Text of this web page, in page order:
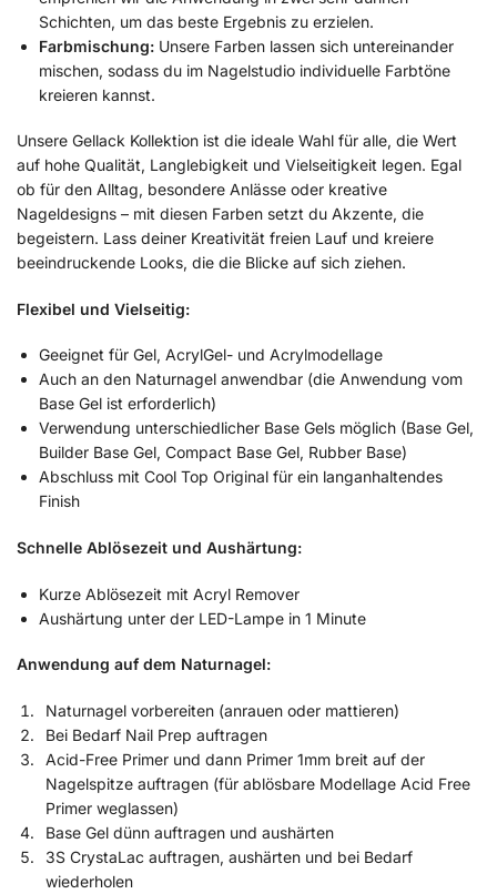
Schichten, um das beste Ergebnis zu erzielen.
Farbmischung: Unsere Farben lassen sich untereinander
mischen, sodass du im Nagelstudio individuelle Farbtöne
kreieren kannst.
Unsere Gellack Kollektion ist die ideale Wahl für alle, die Wert
auf hohe Qualität, Langlebigkeit und Vielseitigkeit legen. Egal
ob für den Alltag, besondere Anlässe oder kreative
Nageldesigns – mit diesen Farben setzt du Akzente, die
begeistern. Lass deiner Kreativität freien Lauf und kreiere
beeindruckende Looks, die die Blicke auf sich ziehen.
Flexibel und Vielseitig:
Geeignet für Gel, AcrylGel- und Acrylmodellage
Auch an den Naturnagel anwendbar (die Anwendung vom
Base Gel ist erforderlich)
Verwendung unterschiedlicher Base Gels möglich (Base Gel,
Builder Base Gel, Compact Base Gel, Rubber Base)
Abschluss mit Cool Top Original für ein langanhaltendes
Finish
Schnelle Ablösezeit und Aushärtung:
Kurze Ablösezeit mit Acryl Remover
Aushärtung unter der LED-Lampe in 1 Minute
Anwendung auf dem Naturnagel:
Naturnagel vorbereiten (anrauen oder mattieren)
Bei Bedarf Nail Prep auftragen
Acid-Free Primer und dann Primer 1mm breit auf der
Nagelspitze auftragen (für ablösbare Modellage Acid Free
Primer weglassen)
Base Gel dünn auftragen und aushärten
3S CrystaLac auftragen, aushärten und bei Bedarf
wiederholen